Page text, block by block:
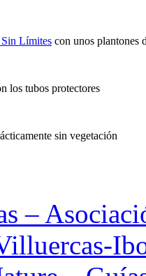
Límites con unos plantones
los tubos protectores
sin vegetación
–